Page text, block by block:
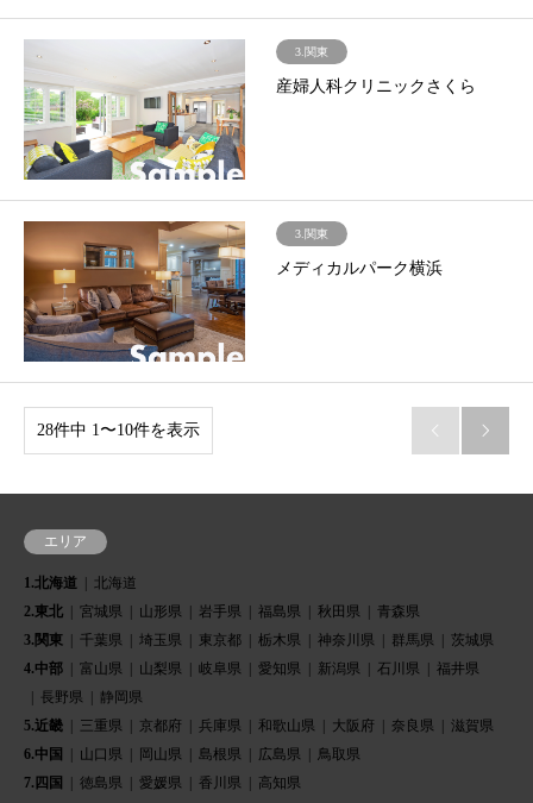
3.関東
産婦人科クリニックさくら
3.関東
メディカルパーク横浜
28件中 1〜10件を表示  
エリア
1.北海道
北海道
2.東北
宮城県 山形県 岩手県 福島県 秋田県
青森県
3.関東
千葉県 埼玉県 東京都 栃木県 神奈川県 群馬県
茨城県
4.中部
富山県 山梨県 岐阜県 愛知県 新潟県 石川県
福井県
長野県
静岡県
5.近畿
三重県 京都府 兵庫県 和歌山県 大阪府 奈良県
滋賀県
6.中国
山口県 岡山県 島根県 広島県
鳥取県
7.四国
徳島県 愛媛県 香川県 高知県